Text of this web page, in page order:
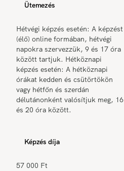
Ütemezés
Hétvégi képzés esetén: A képzést
(élő) online formában, hétvégi
napokra szervezzük, 9 és 17 óra
között tartjuk. Hétköznapi
képzés esetén: A hétköznapi
órákat kedden és csütörtökön
vagy hétfőn és szerdán
délutánonként valósítjuk meg, 16
és 20 óra között.
Képzés díja
57 000 Ft